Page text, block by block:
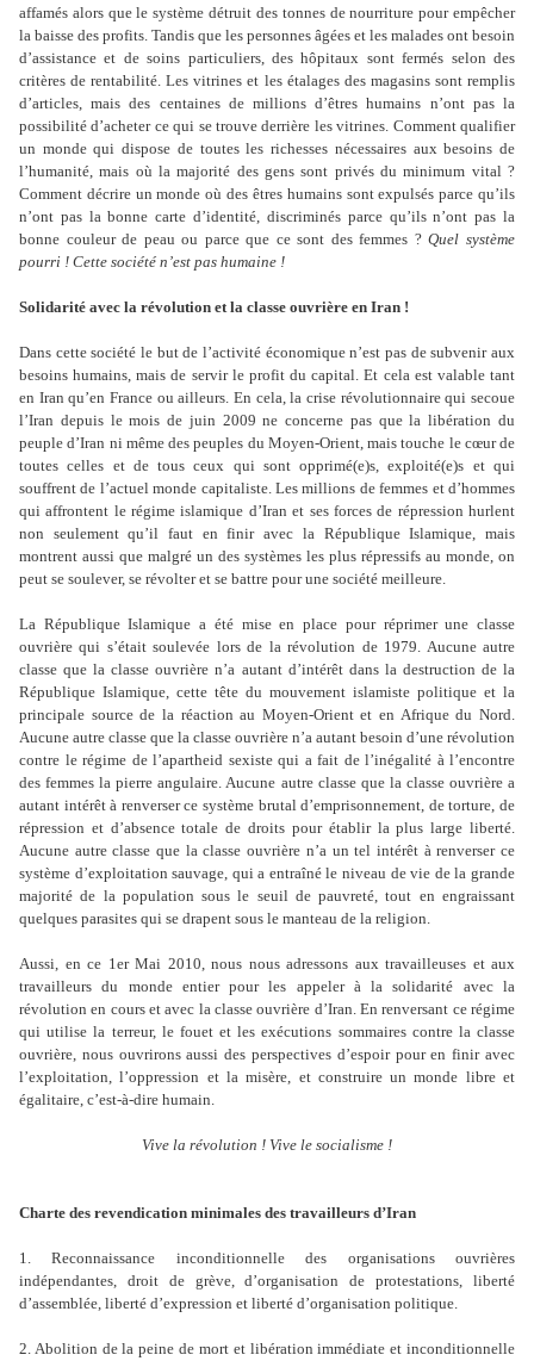
affamés alors que le système détruit des tonnes de nourriture pour empêcher
la baisse des profits. Tandis que les personnes âgées et les malades ont besoin
d’assistance et de soins particuliers, des hôpitaux sont fermés selon des
critères de rentabilité. Les vitrines et les étalages des magasins sont remplis
d’articles, mais des centaines de millions d’êtres humains n’ont pas la
possibilité d’acheter ce qui se trouve derrière les vitrines. Comment qualifier
un monde qui dispose de toutes les richesses nécessaires aux besoins de
l’humanité, mais où la majorité des gens sont privés du minimum vital ?
Comment décrire un monde où des êtres humains sont expulsés parce qu’ils
n’ont pas la bonne carte d’identité, discriminés parce qu’ils n’ont pas la
bonne couleur de peau ou parce que ce sont des femmes ?Quel système
pourri ! Cette société n’est pas humaine !
Solidarité avec la révolution et la classe ouvrière en Iran !
Dans cette société le but de l’activité économique n’est pas de subvenir aux
besoins humains, mais de servir le profit du capital. Et cela est valable tant
en Iran qu’en France ou ailleurs. En cela, la crise révolutionnaire qui secoue
l’Iran depuis le mois de juin 2009 ne concerne pas que la libération du
peuple d’Iran ni même des peuples du Moyen-Orient, mais touche le cœur de
toutes celles et de tous ceux qui sont opprimé(e)s, exploité(e)s et qui
souffrent de l’actuel monde capitaliste. Les millions de femmes et d’hommes
qui affrontent le régime islamique d’Iran et ses forces de répression hurlent
non seulement qu’il faut en finir avec la République Islamique, mais
montrent aussi que malgré un des systèmes les plus répressifs au monde, on
peut se soulever, se révolter et se battre pour une société meilleure.
La République Islamique a été mise en place pour réprimer une classe
ouvrière qui s’était soulevée lors de la révolution de 1979. Aucune autre
classe que la classe ouvrière n’a autant d’intérêt dans la destruction de la
République Islamique, cette tête du mouvement islamiste politique et la
principale source de la réaction au Moyen-Orient et en Afrique du Nord.
Aucune autre classe que la classe ouvrière n’a autant besoin d’une révolution
contre le régime de l’apartheid sexiste qui a fait de l’inégalité à l’encontre
des femmes la pierre angulaire. Aucune autre classe que la classe ouvrière a
autant intérêt à renverser ce système brutal d’emprisonnement, de torture, de
répression et d’absence totale de droits pour établir la plus large liberté.
Aucune autre classe que la classe ouvrière n’a un tel intérêt à renverser ce
système d’exploitation sauvage, qui a entraîné le niveau de vie de la grande
majorité de la population sous le seuil de pauvreté, tout en engraissant
quelques parasites qui se drapent sous le manteau de la religion.
Aussi, en ce 1er Mai 2010, nous nous adressons aux travailleuses et aux
travailleurs du monde entier pour les appeler à la solidarité avec la
révolution en cours et avec la classe ouvrière d’Iran. En renversant ce régime
qui utilise la terreur, le fouet et les exécutions sommaires contre la classe
ouvrière, nous ouvrirons aussi des perspectives d’espoir pour en finir avec
l’exploitation, l’oppression et la misère, et construire un monde libre et
égalitaire, c’est-à-dire humain.
Vive la révolution ! Vive le socialisme !
Charte des revendication minimales des travailleurs d’Iran
1. Reconnaissance inconditionnelle des organisations ouvrières
indépendantes, droit de grève, d’organisation de protestations, liberté
d’assemblée, liberté d’expression et liberté d’organisation politique.
2. Abolition de la peine de mort et libération immédiate et inconditionnelle